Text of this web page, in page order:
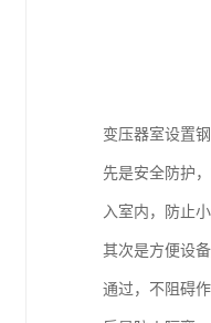
变压器室设置
先是安全防护
入室内，防止
其次是方便设
通过，不阻碍